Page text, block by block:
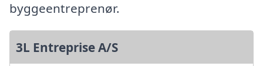
byggeentreprenør.
3L Entreprise A/S